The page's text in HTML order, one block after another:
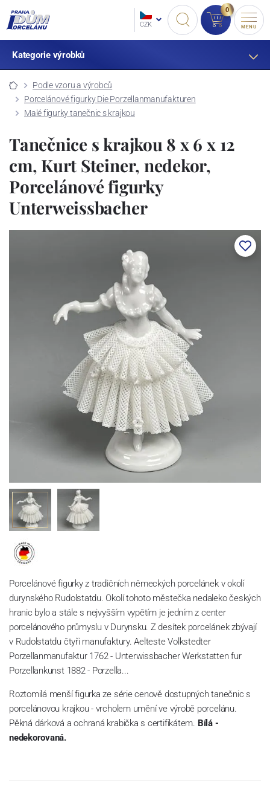
CZK
0
MENU
Kategorie výrobků
Podle vzoru a výrobců
Porcelánové figurky Die Porzellanmanufakturen
Malé figurky tanečnic s krajkou
Tanečnice s krajkou 8 x 6 x 12
cm, Kurt Steiner, nedekor,
Porcelánové figurky
Unterweissbacher
Porcelánové figurky z tradičních německých porcelánek v okolí
durynského Rudolstatdu. Okolí tohoto městečka nedaleko českých
hranic bylo a stále s nejvyšším vypětím je jedním z center
porcelánového průmyslu v Durynsku. Z desítek porcelánek zbývají
v Rudolstatdu čtyři manufaktury. Aelteste Volkstedter
Porzellanmanufaktur 1762 - Unterwissbacher Werkstatten fur
Porzellankunst 1882 - Porzella...
Roztomilá menší figurka ze série cenově dostupných tanečnic s
porcelánovou krajkou - vrcholem umění ve výrobě porcelánu.
Pěkná dárková a ochraná krabička s certifikátem. Bílá -
nedekorovaná.